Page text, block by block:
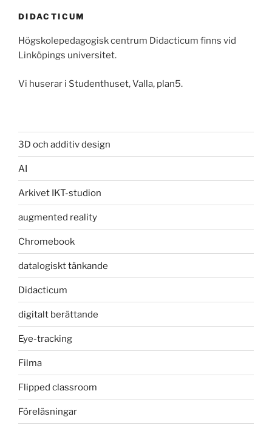
DIDACTICUM
Högskolepedagogisk centrum Didacticum finns vid
Linköpings universitet.
Vi huserar i Studenthuset, Valla, plan5.
3D och additiv design
AI
Arkivet IKT-studion
augmented reality
Chromebook
datalogiskt tänkande
Didacticum
digitalt berättande
Eye-tracking
Filma
Flipped classroom
Föreläsningar